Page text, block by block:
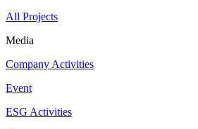
All Projects
Media
Company Activities
Event
ESG Activities